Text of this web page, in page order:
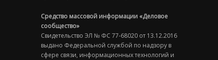
Средство массовой информации «Деловое
сообщество»
Свидетельство ЭЛ № ФС 77-68020 от 13.12.2016
выдано Федеральной службой по надзору в
сфере связи, информационных технологий и